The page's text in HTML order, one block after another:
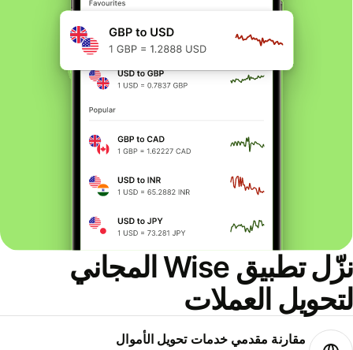
نزّل تطبيق Wise المجاني
العملات
مقارنة مقدمي خدمات تحويل الأموال